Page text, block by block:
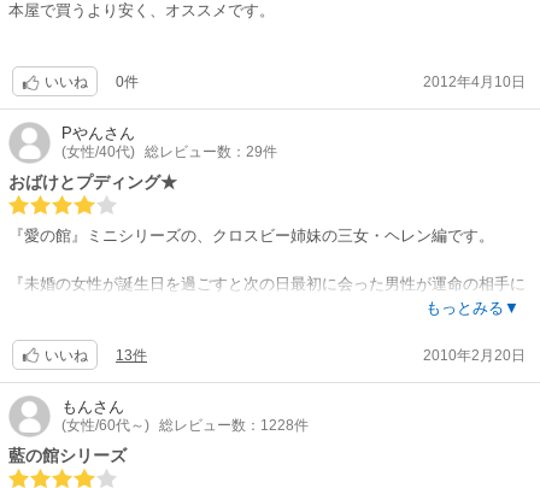
本屋で買うより安く、オススメです。
いいね 0件 2012年4月10日
Pやんさん
(女性/40代) 総レビュー数：29件
おばけとプディング★
『愛の館』ミニシリーズの、クロスビー姉妹の三女・ヘレン編です。
『未婚の女性が誕生日を過ごすと次の日最初に会った男性が運命の相手に
なる』…その伝説を確かめるために愛の館に忍び込んだヘレン。館は無人
最初から最後までコメディタッチの、とても明るい作品です。まさか、ハ
レコミ読んでいてプロポーズのシーンで吹くとは思いませんでした。
（笑）
「ハーレはシリアスでないと～」という方には若干不向きですが、コミカ
もっとみる▼
いいね 13件 2010年2月20日
もんさん
(女性/60代～) 総レビュー数：1228件
藍の館シリーズ